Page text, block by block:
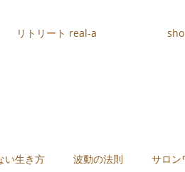
リトリート real-a
い生き方 波動の法則 サロン